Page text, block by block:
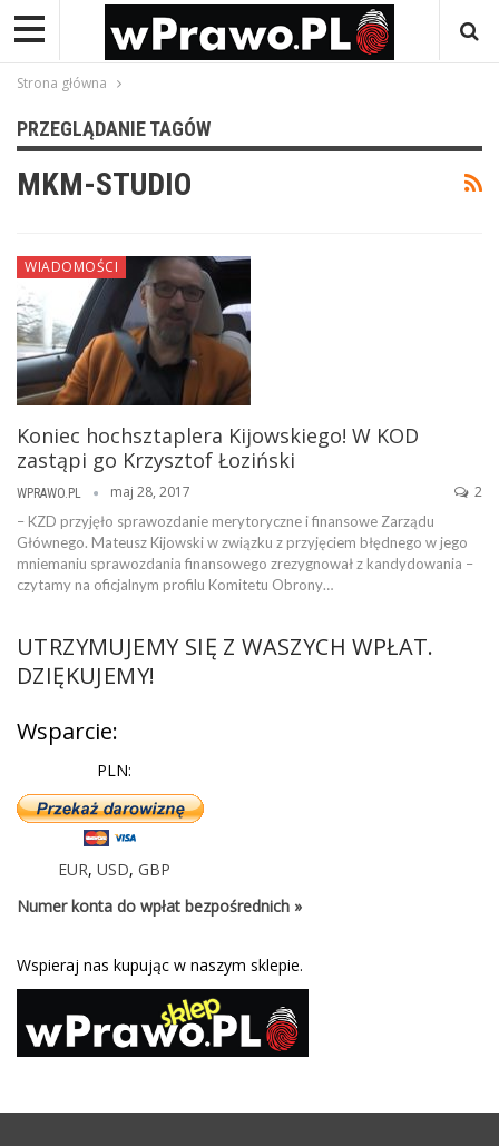
Strona główna
PRZEGLĄDANIE TAGÓW
MKM-STUDIO
WIADOMOŚCI
Koniec hochsztaplera Kijowskiego! W KOD
zastąpi go Krzysztof Łoziński
WPRAWO.PL maj 28, 2017 2
– KZD przyjęło sprawozdanie merytoryczne i finansowe Zarządu
Głównego. Mateusz Kijowski w związku z przyjęciem błędnego w jego
mniemaniu sprawozdania finansowego zrezygnował z kandydowania –
czytamy na oficjalnym profilu Komitetu Obrony…
UTRZYMUJEMY SIĘ Z WASZYCH WPŁAT.
DZIĘKUJEMY!
Wsparcie:
PLN:
EUR, USD, GBP
Numer konta do wpłat bezpośrednich »
Wspieraj nas kupując w naszym sklepie.